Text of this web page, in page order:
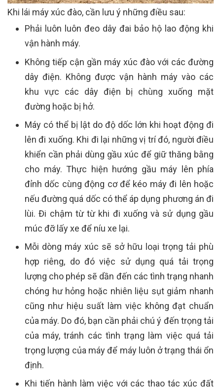
Khi lái máy xúc đào, cần lưu ý những điều sau:
Phải luôn luôn đeo dây đai bảo hộ lao động khi
vận hành máy.
Không tiếp cận gần máy xúc đào với các đường
dây điện. Không được vận hành máy vào các
khu vực các dây điện bị chùng xuống mặt
đường hoặc bị hở.
Máy có thể bị lật do độ dốc lớn khi hoạt động đi
lên đi xuống. Khi đi lại những vị trí đó, người điều
khiển cần phải dùng gầu xúc để giữ thăng bằng
cho máy. Thực hiện hướng gầu máy lên phía
đỉnh dốc cùng động cơ để kéo máy đi lên hoặc
nếu đường quá dốc có thể áp dụng phương án đi
lùi. Đi chậm từ từ khi đi xuống và sử dụng gầu
múc đỡ lấy xe để níu xe lại.
Mỗi dòng máy xúc sẽ sở hữu loại trọng tải phù
hợp riêng, do đó việc sử dụng quá tải trọng
lượng cho phép sẽ dần đến các tình trạng nhanh
chóng hư hỏng hoặc nhiên liệu sụt giảm nhanh
cũng như hiệu suất làm việc không đạt chuẩn
của máy. Do đó, bạn cần phải chú ý đến trọng tải
của máy, tránh các tình trạng làm việc quá tải
trọng lượng của máy để máy luôn ở trạng thái ổn
định.
Khi tiến hành làm việc với các thao tác xúc đất